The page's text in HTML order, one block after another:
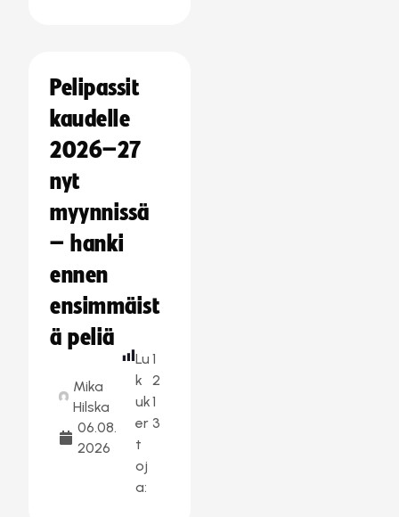
Pelipassit
kaudelle
2026–27
nyt
myynnissä
– hanki
ennen
ensimmäist
ä peliä
Mika
Hilska
06.08.
2026
Lu
k
uk
er
t
oj
a:
1
2
1
3